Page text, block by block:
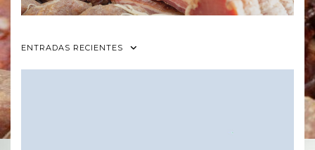
ENTRADAS RECIENTES